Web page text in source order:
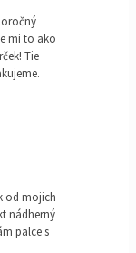
mi to ako
Tie
od mojich
nádherný
palce s